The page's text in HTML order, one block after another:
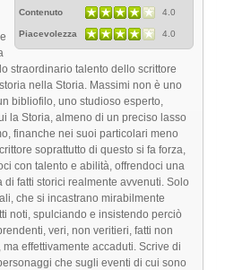
Contenuto 4.0
Piacevolezza 4.0
straordinario talento dello scrittore
nella Storia. Massimi non è uno
bibliofilo, uno studioso esperto,
la Storia, almeno di un preciso lasso
finanche nei suoi particolari meno
soprattutto di questo si fa forza,
con talento e abilità, offrendoci una
fatti storici realmente avvenuti. Solo
che si incastrano mirabilmente
noti, spulciando e insistendo perciò
veri, non veritieri, fatti non
effettivamente accaduti. Scrive di
che sugli eventi di cui sono